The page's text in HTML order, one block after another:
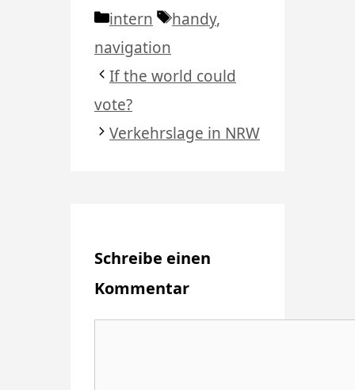
Kategorien
intern Schlagwörter
handy,
navigation
If the world could
vote?
Verkehrslage in NRW
Schreibe einen
Kommentar